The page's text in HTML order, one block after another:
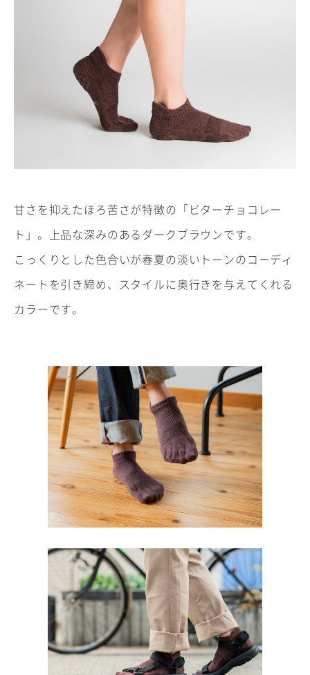
甘さを抑えたほろ苦さが特徴の「ビターチョコレー
ト」。上品な深みのあるダークブラウンです。
こっくりとした色合いが春夏の淡いトーンのコーディ
ネートを引き締め、スタイルに奥行きを与えてくれる
カラーです。